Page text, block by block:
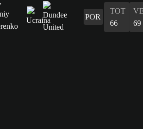
POR
TOT
66
69